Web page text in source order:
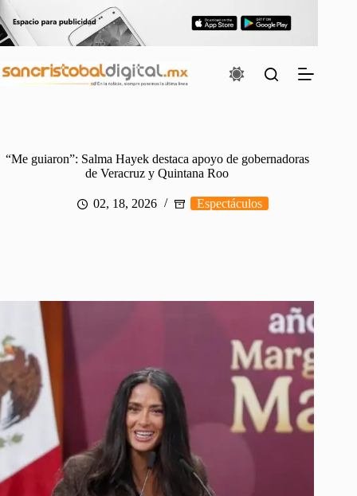
al
contenido
“Me guiaron”: Salma Hayek destaca apoyo de gobernadoras
de Veracruz y Quintana Roo
02, 18, 2026 Espectáculos